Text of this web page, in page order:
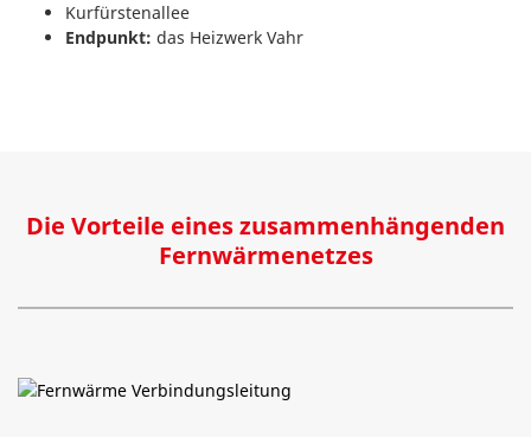
Kurfürstenallee
Endpunkt: das Heizwerk Vahr
Die Vorteile eines zusammenhängenden
Fernwärmenetzes